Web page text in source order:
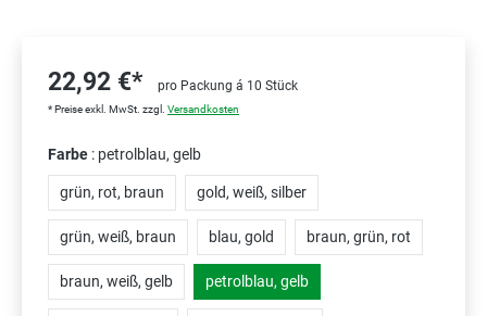
22,92 €* pro Packung á 10 Stück
* Preise exkl. MwSt. zzgl. Versandkosten
Farbe : petrolblau, gelb
grün, rot, braun gold, weiß, silber
grün, weiß, braun blau, gold braun, grün, rot
braun, weiß, gelb petrolblau, gelb